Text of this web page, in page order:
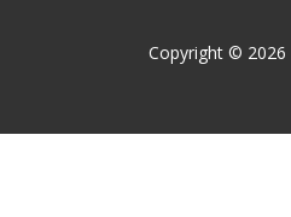
Copyright © 2026